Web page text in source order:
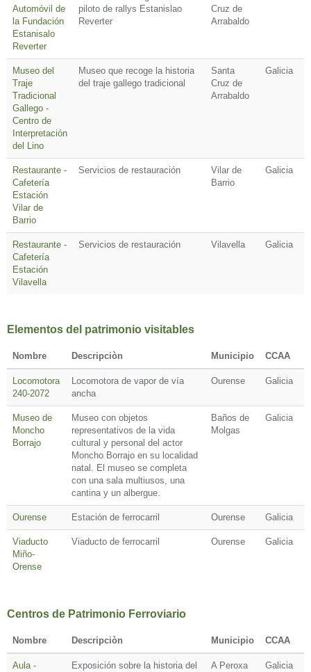
Automóvil de
la Fundación
Estanisalo
Reverter
piloto de rallys Estanislao
Reverter
Cruz de
Arrabaldo
Museo del
Traje
Tradicional
Gallego -
Centro de
Interpretación
del Lino
Museo que recoge la historia
del traje gallego tradicional
Santa
Cruz de
Arrabaldo
Galicia
Restaurante -
Cafetería
Estación
Vilar de
Barrio
Servicios de restauración
Vilar de
Barrio
Galicia
Restaurante -
Cafetería
Estación
Vilavella
Servicios de restauración Vilavella Galicia
Elementos del patrimonio visitables
Nombre Descripciòn Municipio CCAA
Locomotora
240-2072
Locomotora de vapor de vía
ancha
Ourense Galicia
Museo de
Moncho
Borrajo
Museo con objetos
representativos de la vida
cultural y personal del actor
Moncho Borrajo en su localidad
natal. El museo se completa
con una sala multiusos, una
cantina y un albergue.
Baños de
Molgas
Galicia
Ourense Estación de ferrocarril Ourense Galicia
Viaducto
Miño-
Orense
Viaducto de ferrocarril Ourense Galicia
Centros de Patrimonio Ferroviario
Nombre Descripciòn Municipio CCAA
Aula -
Exposición sobre la historia del
A Peroxa Galicia